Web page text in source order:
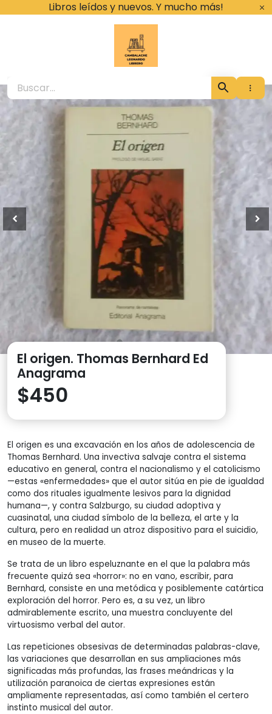
Libros leídos y nuevos. Y mucho más!
Cambalache
El origen. Thomas Bernhard Ed
Anagrama
$450
El origen es una excavación en los años de adolescencia de
Thomas Bernhard. Una invectiva salvaje contra el sistema
educativo en general, contra el nacionalismo y el catolicismo
—estas «enfermedades» que el autor sitúa en pie de igualdad
como dos rituales igualmente lesivos para la dignidad
humana—, y contra Salzburgo, su ciudad adoptiva y
cuasinatal, una ciudad símbolo de la belleza, el arte y la
cultura, pero en realidad un atroz dispositivo para el suicidio,
en museo de la muerte.
Se trata de un libro espeluznante en el que la palabra más
frecuente quizá sea «horror»: no en vano, escribir, para
Bernhard, consiste en una metódica y posiblemente catártica
exploración del horror. Pero es, a su vez, un libro
admirablemente escrito, una muestra concluyente del
virtuosismo verbal del autor.
Las repeticiones obsesivas de determinadas palabras-clave,
las variaciones que desarrollan en sus ampliaciones más
significadas más profundas, las frases meándricas y la
utilización paranoica de ciertas expresiones están
ampliamente representadas, así como también el certero
instinto musical del autor.